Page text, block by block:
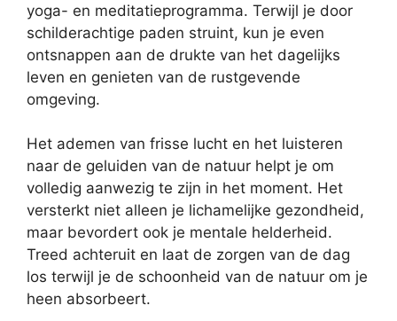
yoga- en meditatieprogramma. Terwijl je door
schilderachtige paden struint, kun je even
ontsnappen aan de drukte van het dagelijks
leven en genieten van de rustgevende
omgeving.
Het ademen van frisse lucht en het luisteren
naar de geluiden van de natuur helpt je om
volledig aanwezig te zijn in het moment. Het
versterkt niet alleen je lichamelijke gezondheid,
maar bevordert ook je mentale helderheid.
Treed achteruit en laat de zorgen van de dag
los terwijl je de schoonheid van de natuur om je
heen absorbeert.